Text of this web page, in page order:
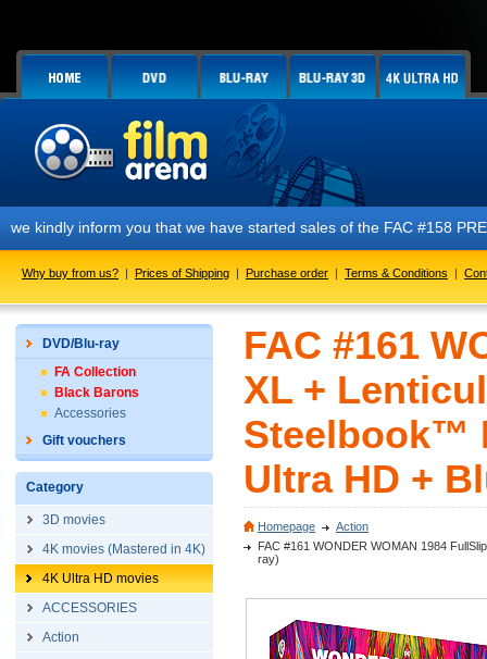
you that we have started sales of the FAC #158 PREDATOR E1
Why buy from us? | Prices of Shipping | Purchase order | Terms & Conditions |
DVD/Blu-ray
FA Collection
Black Barons
Accessories
Gift vouchers
Category
3D movies
4K movies (Mastered in 4K)
4K Ultra HD movies
ACCESSORIES
Action
FAC #161
XL +
Steelbook™
Ultra HD +
Homepage
Action
FAC #161 WONDER WOMAN 1984
ray)